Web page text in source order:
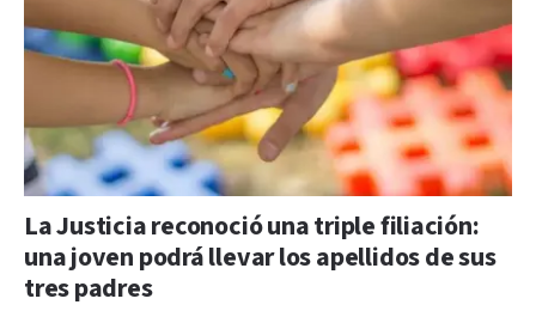
La Justicia reconoció una triple filiación:
una joven podrá llevar los apellidos de sus
tres padres